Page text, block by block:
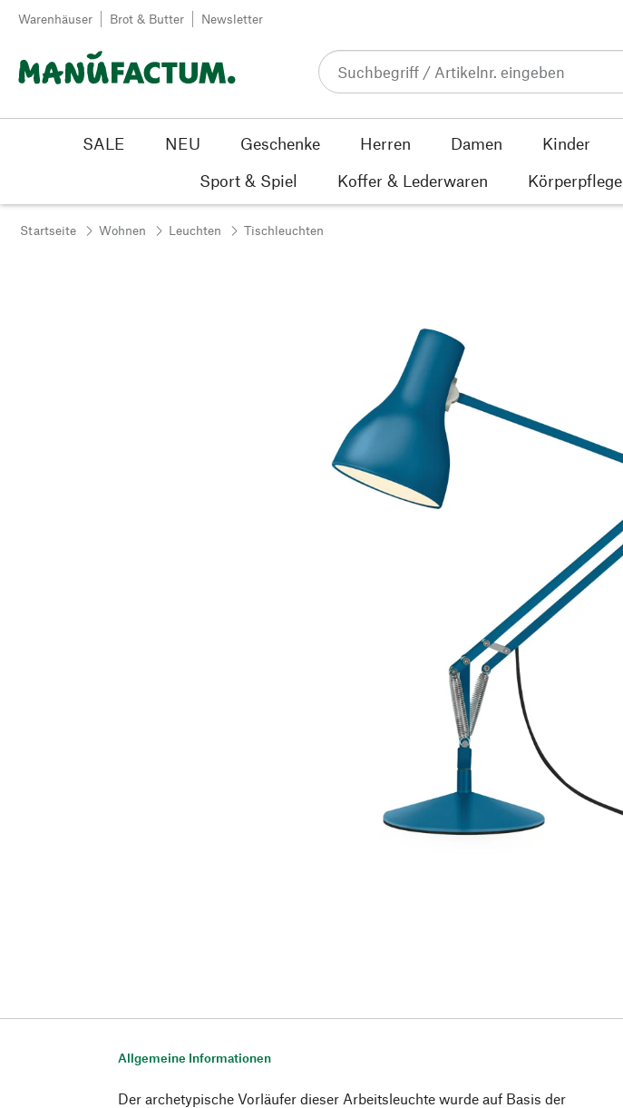
Zum Inhalt springen
Warenhäuser Brot & Butter Newsletter
SALE NEU Geschenke Herren Damen Kinder
Sport & Spiel
Koffer & Lederwaren Körperpflege
Startseite Wohnen Leuchten Tischleuchten
Allgemeine Informationen
Der archetypische Vorläufer dieser Arbeitsleuchte wurde auf Basis der